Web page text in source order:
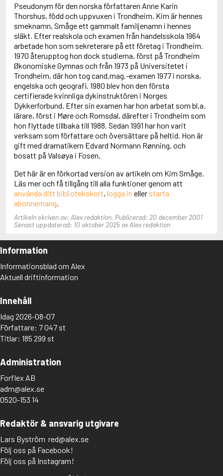
Adolfsson, Evert
Adolfsson, Gunnar
Adolfsson, Josefine
Adolfsson, Maria
Adolphsen, Peter
Pseudonym för den norska författaren Anne Karin
Thorshus, född och uppvuxen i Trondheim. Kim är hennes
smeknamn, Småge ett gammalt familjenamn i hennes
släkt. Efter realskola och examen från handelsskola 1964
arbetade hon som sekreterare på ett företag i Trondheim.
1970 återupptog hon dock studierna, först på Trondheim
Økonomiske Gymnas och från 1973 på Universitetet i
Trondheim, där hon tog cand.mag.-examen 1977 i norska,
engelska och geografi. 1980 blev hon den första
certifierade kvinnliga dykinstruktören i Norges
Dykkerforbund. Efter sin examen har hon arbetat som bl.a.
lärare, först i Møre och Romsdal, därefter i Trondheim som
hon flyttade tillbaka till 1988. Sedan 1991 har hon varit
verksam som författare och översättare på heltid. Hon är
gift med dramatikern Edvard Normann Rønning, och
bosatt på Valsøya i Fosen.
Det här är en förkortad version av artikeln om Kim Småge.
Läs mer och få tillgång till alla funktioner genom att
använda ditt bibliotekskort, logga in eller starta
abonnemang
Artikeln skriven av: Alex redaktion. Publicerad: 20 december 2001
Senast uppdaterad: 10 oktober 2025 av Alex redaktion
Information
Informationsblad om Alex
Aktuell driftinformation
Innehåll
Idag 2026-08-07
Författare: 7 047 st
Titlar: 185 299 st
Administration
Forflex AB
adm@alex.se
0520-153 14
Redaktör & ansvarig utgivare
Lars Byström red@alex.se
Följ oss på Facebook!
Följ oss på Instagram!